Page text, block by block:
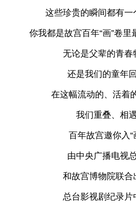
这些珍贵的瞬间都有一
你我都是故宫百年“画”卷里
无论是父辈的青春
还是我们的童年
在这幅流动的、活着
我们重叠、相
百年故宫邀你入“
由中央广播电视
和故宫博物院联合
总台影视剧纪录片